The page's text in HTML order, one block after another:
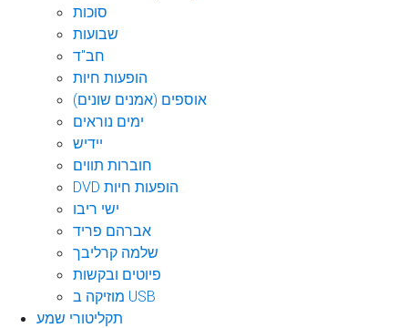
סוכות
שבועות
חב"ד
הופעות חיות
אוספים (אמנים שונים)
ימים נוראים
יידיש
חוברות תווים
DVD הופעות חיות
ישי ריבו
אברהם פריד
שלמה קרליבך
פיוטים ובקשות
מוזיקה ב USB
תקליטורי שמע